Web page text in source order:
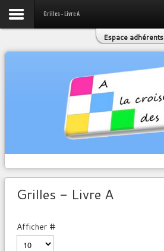
Grilles - Livre A
Espace adhérents
Grilles - Livre A
Afficher #